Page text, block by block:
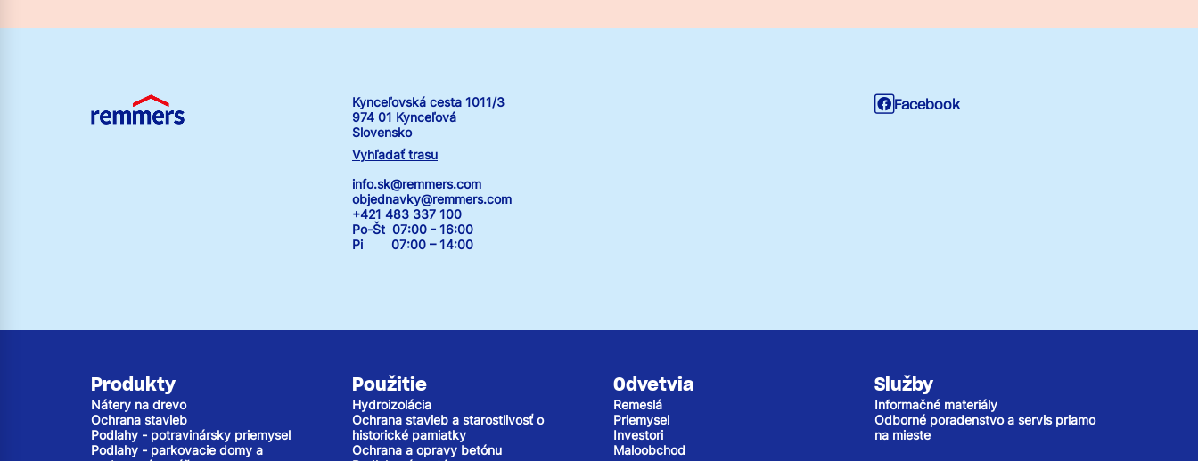
Kynceľovská cesta 1011/3
974 01 Kynceľová
Slovensko
Vyhľadať trasu
info.sk@remmers.com
objednavky@remmers.com
+421 483 337 100
Po-Št 07:00 - 16:00
Pi 07:00 – 14:00
Facebook
Produkty
Nátery na drevo
Ochrana stavieb
Podlahy - potravinársky priemysel
Podlahy - parkovacie domy a
Použitie
Hydroizolácia
Ochrana stavieb a starostlivosť o
historické pamiatky
Ochrana a opravy betónu
Odvetvia
Remeslá
Priemysel
Investori
Maloobchod
Služby
Informačné materiály
Odborné poradenstvo a servis priamo
na mieste